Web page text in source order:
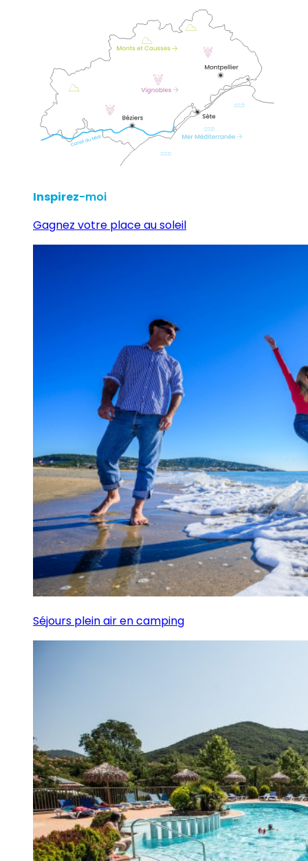
Inspirez-moi
Gagnez votre place au soleil
Séjours plein air en camping